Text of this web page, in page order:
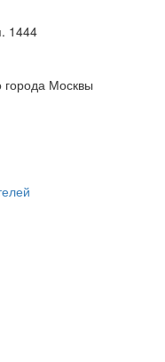
1444
города Москвы